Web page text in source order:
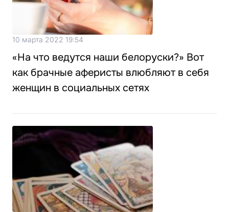
10 марта 2022 19:54
«На что ведутся наши белоруски?» Вот
как брачные аферисты влюбляют в себя
женщин в социальных сетях